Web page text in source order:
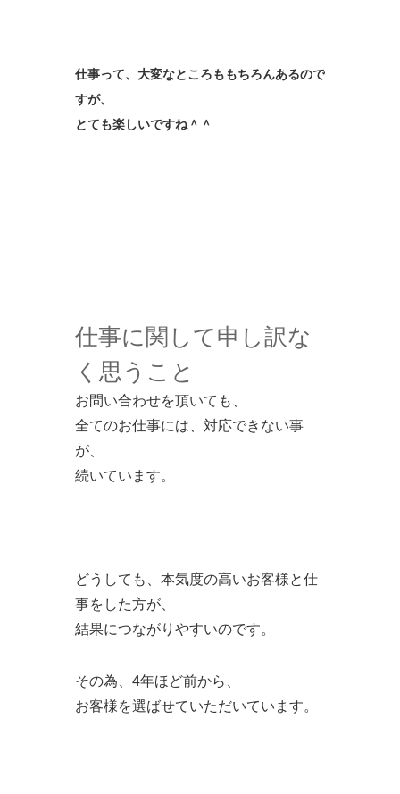
仕事って、大変なところももちろんあるので
すが、
とても楽しいですね＾＾
仕事に関して申し訳な
く思うこと
お問い合わせを頂いても、
全てのお仕事には、対応できない事
が、
続いています。
どうしても、本気度の高いお客様と仕
事をした方が、
結果につながりやすいのです。
その為、4年ほど前から、
お客様を選ばせていただいています。